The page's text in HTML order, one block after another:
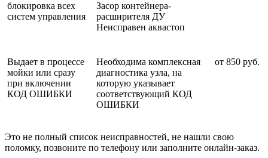
блокировка всех
систем управления
Засор контейнера-
расширителя ДУ
Неисправен аквастоп
Выдает в процессе
мойки или сразу
при включении
КОД ОШИБКИ
Необходима комплексная
диагностика узла, на
которую указывает
соответствующий КОД
ОШИБКИ
от 850 руб.
Это не полный список неисправностей, не нашли свою
поломку, позвоните по телефону или заполните онлайн-заказ.